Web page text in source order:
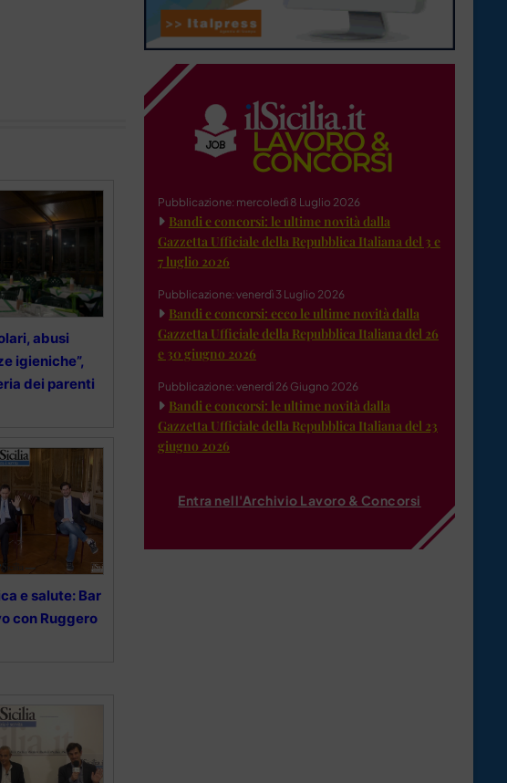
abusi
igieniche”,
dei parenti
e salute: Bar
con Ruggero
Pubblicazione: mercoledì 8 Luglio 2026
Bandi e concorsi: le ultime novità dalla
Gazzetta Ufficiale della Repubblica Italiana del 3 e
7 luglio 2026
Pubblicazione: venerdì 3 Luglio 2026
Bandi e concorsi: ecco le ultime novità dalla
Gazzetta Ufficiale della Repubblica Italiana del 26
e 30 giugno 2026
Pubblicazione: venerdì 26 Giugno 2026
Bandi e concorsi: le ultime novità dalla
Gazzetta Ufficiale della Repubblica Italiana del 23
giugno 2026
Entra nell'Archivio Lavoro & Concorsi